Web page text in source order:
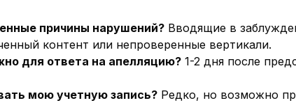
причины нарушений? Вводящие в
контент или непроверенные вертикали.
для ответа на апелляцию? 1-2 дня после
мою учетную запись? Редко, но возможно